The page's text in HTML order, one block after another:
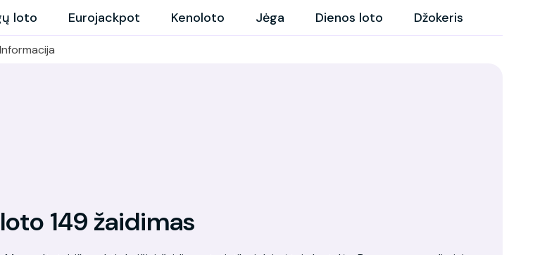
loto Eurojackpot Kenoloto Jėga Dienos loto Džokeris
Informacija
149 žaidimas